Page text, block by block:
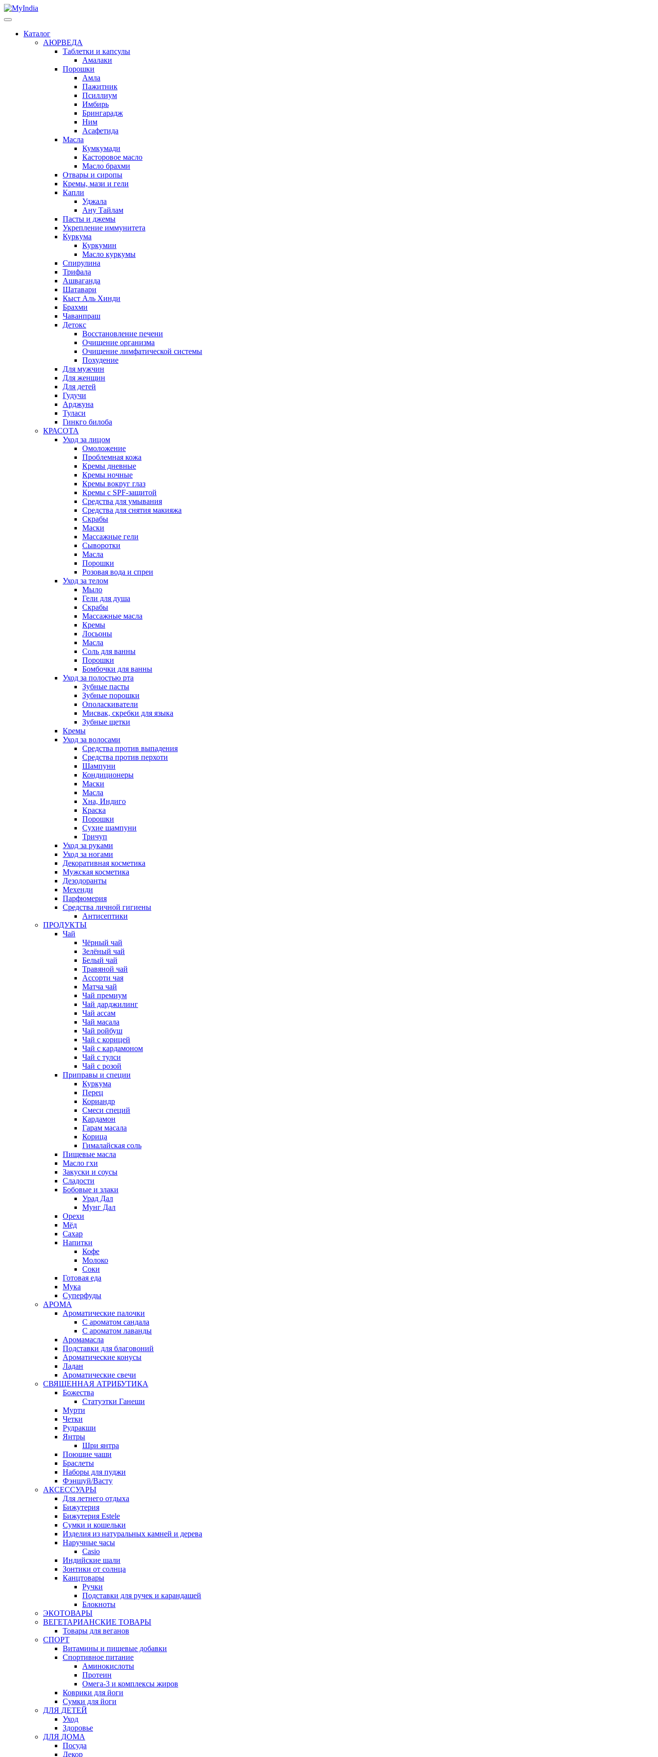
Каталог
АЮРВЕДА
Таблетки и капсулы
Амалаки
Порошки
Амла
Пажитник
Псиллиум
Имбирь
Брингарадж
Ним
Асафетида
Масла
Кумкумади
Касторовое масло
Масло брахми
Отвары и сиропы
Кремы, мази и гели
Капли
Уджала
Ану Тайлам
Пасты и джемы
Укрепление иммунитета
Куркума
Куркумин
Масло куркумы
Спирулина
Трифала
Ашваганда
Шатавари
Кыст Аль Хинди
Брахми
Чаванпраш
Детокс
Восстановление печени
Очищение организма
Очищение лимфатической системы
Похудение
Для мужчин
Для женщин
Для детей
Гудучи
Арджуна
Туласи
Гинкго билоба
КРАСОТА
Уход за лицом
Омоложение
Проблемная кожа
Кремы дневные
Кремы ночные
Кремы вокруг глаз
Кремы с SPF-защитой
Средства для умывания
Средства для снятия макияжа
Скрабы
Маски
Массажные гели
Сыворотки
Масла
Порошки
Розовая вода и спреи
Уход за телом
Мыло
Гели для душа
Скрабы
Массажные масла
Кремы
Лосьоны
Масла
Соль для ванны
Порошки
Бомбочки для ванны
Уход за полостью рта
Зубные пасты
Зубные порошки
Ополаскиватели
Мисвак, скребки для языка
Зубные щетки
Кремы
Уход за волосами
Средства против выпадения
Средства против перхоти
Шампуни
Кондиционеры
Маски
Масла
Хна, Индиго
Краска
Порошки
Сухие шампуни
Тричуп
Уход за руками
Уход за ногами
Декоративная косметика
Мужская косметика
Дезодоранты
Мехенди
Парфюмерия
Средства личной гигиены
Антисептики
ПРОДУКТЫ
Чай
Чёрный чай
Зелёный чай
Белый чай
Травяной чай
Ассорти чая
Матча чай
Чай премиум
Чай дарджилинг
Чай ассам
Чай масала
Чай ройбуш
Чай с корицей
Чай с кардамоном
Чай с тулси
Чай с розой
Приправы и специи
Куркума
Перец
Кориандр
Смеси специй
Кардамон
Гарам масала
Корица
Гималайская соль
Пищевые масла
Масло гхи
Закуски и соусы
Сладости
Бобовые и злаки
Урад Дал
Мунг Дал
Орехи
Мёд
Сахар
Напитки
Кофе
Молоко
Соки
Готовая еда
Мука
Суперфуды
АРОМА
Ароматические палочки
С ароматом сандала
С ароматом лаванды
Аромамасла
Подставки для благовоний
Ароматические конусы
Ладан
Ароматические свечи
СВЯЩЕННАЯ АТРИБУТИКА
Божества
Статуэтки Ганеши
Мурти
Четки
Рудракши
Янтры
Шри янтра
Поющие чаши
Браслеты
Наборы для пуджи
Фэншуй/Васту
АКСЕССУАРЫ
Для летнего отдыха
Бижутерия
Бижутерия Estele
Сумки и кошельки
Изделия из натуральных камней и дерева
Наручные часы
Casio
Индийские шали
Зонтики от солнца
Канцтовары
Ручки
Подставки для ручек и карандашей
Блокноты
ЭКОТОВАРЫ
ВЕГЕТАРИАНСКИЕ ТОВАРЫ
Товары для веганов
СПОРТ
Витамины и пищевые добавки
Спортивное питание
Аминокислоты
Протеин
Омега-3 и комплексы жиров
Коврики для йоги
Сумки для йоги
ДЛЯ ДЕТЕЙ
Уход
Здоровье
ДЛЯ ДОМА
Посуда
Декор